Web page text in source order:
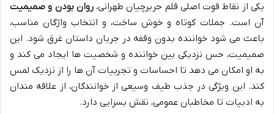
یکی از نقاط قوت اصلی قلم حریرچیان طهرانی،روان بودن و صمیمیت
آن است. جملات کوتاه و خوش ساخت، و انتخاب واژگان مناسب،
باعث می شود خواننده بدون وقفه در جریان داستان غرق شود. این
صمیمیت، حس نزدیکی بین خواننده و شخصیت ها ایجاد می کند و
به او امکان می دهد تا احساسات و تجربیات آن ها را از نزدیک لمس
کند. این ویژگی در جذب طیف وسیعی از خوانندگان، از علاقه مندان
به ادبیات تا مخاطبان عمومی، نقش بسزایی دارد.